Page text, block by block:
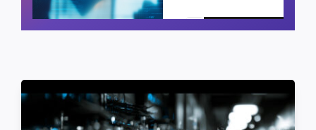
Planifier un appel